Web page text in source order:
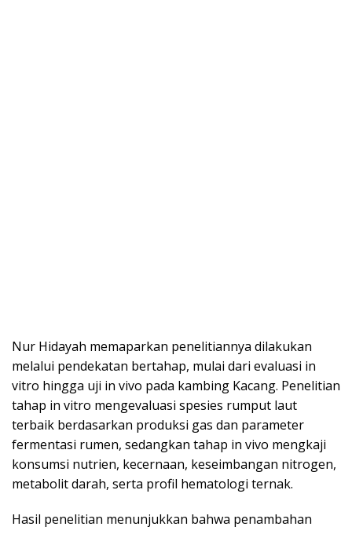
Nur Hidayah memaparkan penelitiannya dilakukan
melalui pendekatan bertahap, mulai dari evaluasi in
vitro hingga uji in vivo pada kambing Kacang. Penelitian
tahap in vitro mengevaluasi spesies rumput laut
terbaik berdasarkan produksi gas dan parameter
fermentasi rumen, sedangkan tahap in vivo mengkaji
konsumsi nutrien, kecernaan, keseimbangan nitrogen,
metabolit darah, serta profil hematologi ternak.
Hasil penelitian menunjukkan bahwa penambahan